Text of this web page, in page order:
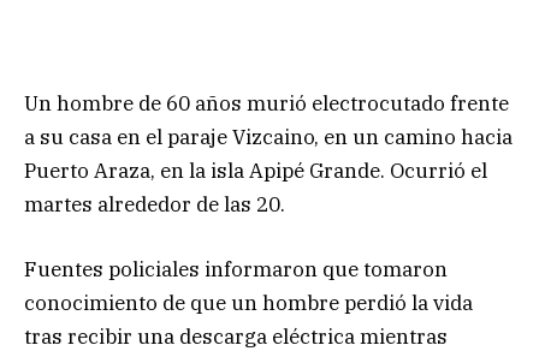
Un hombre de 60 años murió electrocutado frente
a su casa en el paraje Vizcaino, en un camino hacia
Puerto Araza, en la isla Apipé Grande. Ocurrió el
martes alrededor de las 20.
Fuentes policiales informaron que tomaron
conocimiento de que un hombre perdió la vida
tras recibir una descarga eléctrica mientras